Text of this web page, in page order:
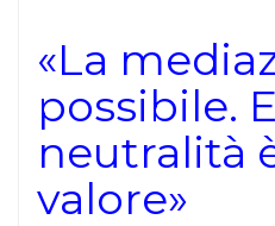
«La
possibile.
neutralità
valore»